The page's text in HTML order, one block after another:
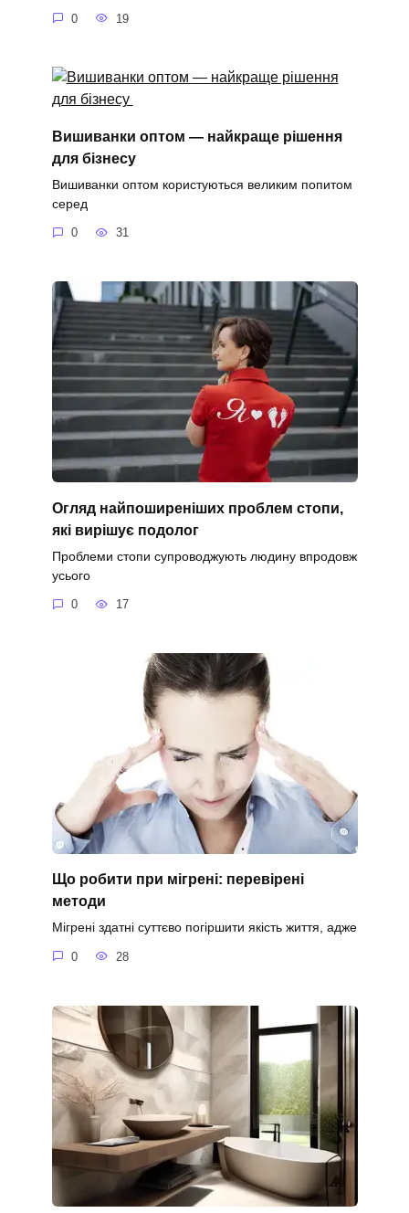
0 19
Вишиванки оптом — найкраще рішення
для бізнесу
Вишиванки оптом користуються великим попитом
серед
0 31
Огляд найпоширеніших проблем стопи,
які вирішує подолог
Проблеми стопи супроводжують людину впродовж
усього
0 17
Що робити при мігрені: перевірені
методи
Мігрені здатні суттєво погіршити якість життя, адже
0 28